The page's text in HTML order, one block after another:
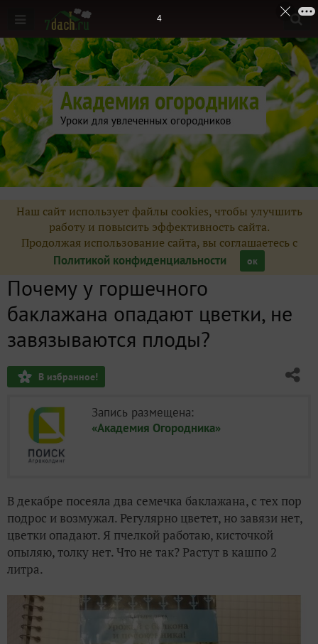
Наш сайт использует файлы cookies, чтобы улучшить
работу и повысить эффективность сайта.
Продолжая использование сайта, вы соглашаетесь с
Политикой конфиденциальности
ок
Почему у горшечного
баклажана опадают цветки, не
завязываются плоды?
В избранное!
Запись размещена:
«Академия Огородника»
В декабре посеяла два семечка баклажана, с тех пор
подрос и возмужал. Регулярно цветет, но завязи нет,
цветки опадают. Я пчелкой работаю, кисточкой
опыляю, толку нет. Что не так? Растут в кашпо 2
литра.
3